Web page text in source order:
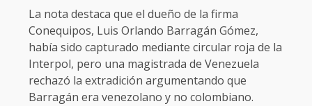
La nota destaca que el dueño de la firma
Conequipos, Luis Orlando Barragán Gómez,
había sido capturado mediante circular roja de la
Interpol, pero una magistrada de Venezuela
rechazó la extradición argumentando que
Barragán era venezolano y no colombiano.